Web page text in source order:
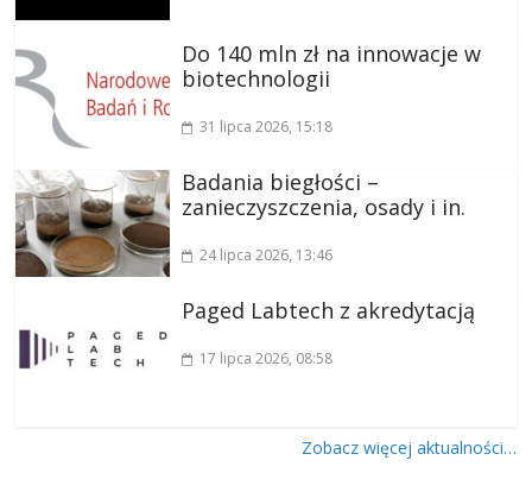
Do 140 mln zł na innowacje w
biotechnologii
31 lipca 2026, 15:18
Badania biegłości –
zanieczyszczenia, osady i in.
24 lipca 2026, 13:46
Paged Labtech z akredytacją
17 lipca 2026, 08:58
Zobacz więcej aktualności…